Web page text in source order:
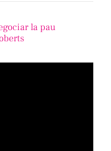
la pau